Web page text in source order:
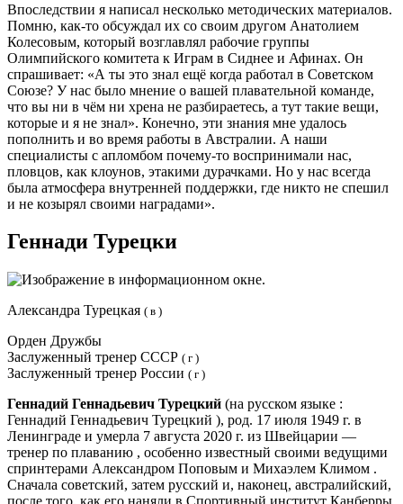
Впоследствии я написал несколько методических материалов.
Помню, как-то обсуждал их со своим другом Анатолием
Колесовым, который возглавлял рабочие группы
Олимпийского комитета к Играм в Сиднее и Афинах. Он
спрашивает: «А ты это знал ещё когда работал в Советском
Союзе? У нас было мнение о вашей плавательной команде,
что вы ни в чём ни хрена не разбираетесь, а тут такие вещи,
которые и я не знал». Конечно, эти знания мне удалось
пополнить и во время работы в Австралии. А наши
специалисты с апломбом почему-то воспринимали нас,
пловцов, как клоунов, этакими дурачками. Но у нас всегда
была атмосфера внутренней поддержки, где никто не спешил
и не козырял своими наградами».
Геннади Турецки
Александра Турецкая ( в )
Орден Дружбы
Заслуженный тренер СССР ( г )
Заслуженный тренер России ( г )
Геннадий Геннадьевич Турецкий (на русском языке :
Геннадий Геннадьевич Турецкий ), род. 17 июля 1949 г. в
Ленинграде и умерла 7 августа 2020 г. из Швейцарии —
тренер по плаванию , особенно известный своими ведущими
спринтерами Александром Поповым и Михаэлем Климом .
Сначала советский, затем русский и, наконец, австралийский,